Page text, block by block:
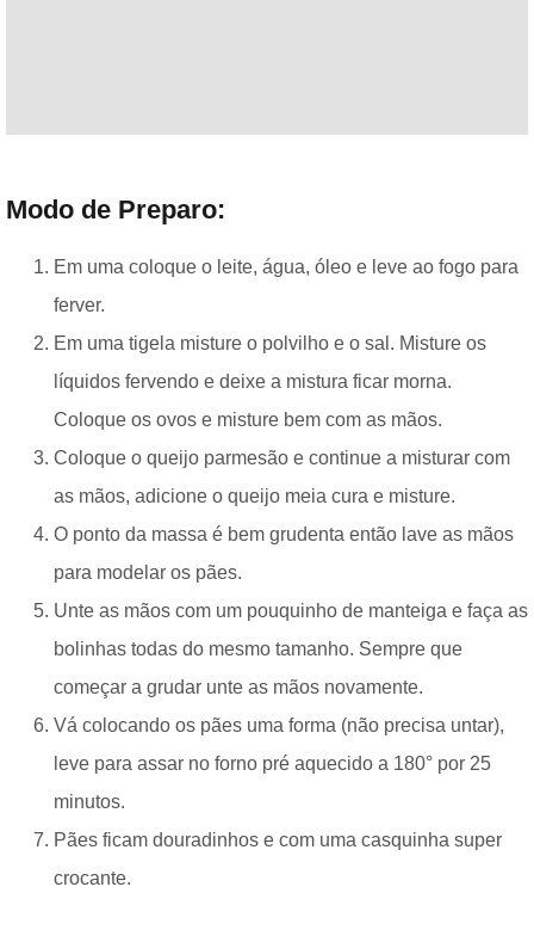
Modo de Preparo:
Em uma coloque o leite, água, óleo e leve ao fogo para
ferver.
Em uma tigela misture o polvilho e o sal. Misture os
líquidos fervendo e deixe a mistura ficar morna.
Coloque os ovos e misture bem com as mãos.
Coloque o queijo parmesão e continue a misturar com
as mãos, adicione o queijo meia cura e misture.
O ponto da massa é bem grudenta então lave as mãos
para modelar os pães.
Unte as mãos com um pouquinho de manteiga e faça as
bolinhas todas do mesmo tamanho. Sempre que
começar a grudar unte as mãos novamente.
Vá colocando os pães uma forma (não precisa untar),
leve para assar no forno pré aquecido a 180° por 25
minutos.
Pães ficam douradinhos e com uma casquinha super
crocante.